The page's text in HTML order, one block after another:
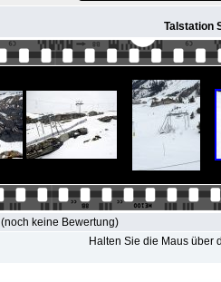
Talstation
(noch keine Bewertung)
Halten Sie die Maus über